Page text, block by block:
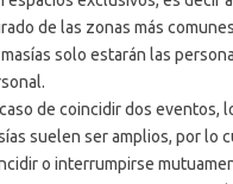
de las zonas más
solo estarán las
de coincidir dos eventos,
suelen ser amplios, por lo
o interrumpirse